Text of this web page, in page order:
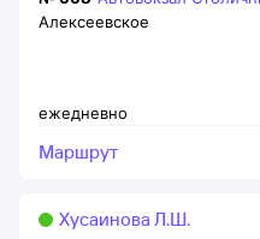
ежедневно
Алексеевское
Маршрут
Хусаинова Л.Ш.